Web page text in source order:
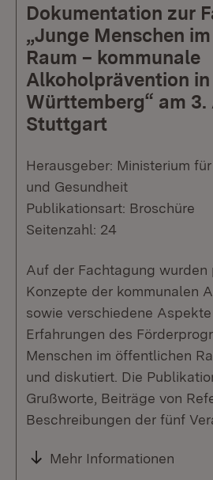
Dokumentation zur
„Junge Menschen
Raum – kommunale
Alkoholprävention in
Württemberg“ am 3.
Stuttgart
Herausgeber: Ministerium
und Gesundheit
Publikationsart: Broschüre
Seitenzahl: 24
Auf der Fachtagung wurden
Konzepte der kommunalen
sowie verschiedene
Erfahrungen des
Menschen im öffentlichen
und diskutiert. Die
Grußworte, Beiträge von
Beschreibungen der fünf
Mehr Informationen